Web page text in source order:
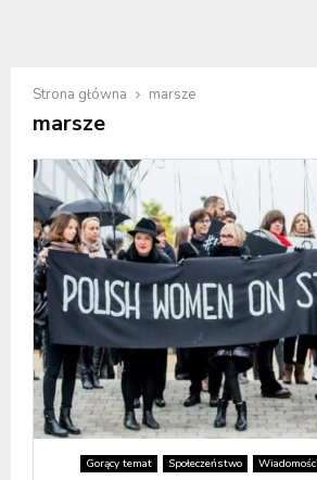
Strona główna marsze
marsze
Gorący temat Społeczeństwo Wiadomości